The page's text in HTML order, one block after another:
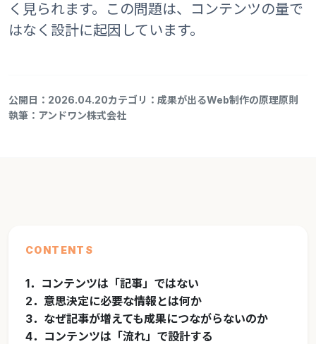
く見られます。この問題は、コンテンツの量で
はなく設計に起因しています。
公開日：2026.04.20カテゴリ：成果が出るWeb制作の原理原則
執筆：アンドワン株式会社
CONTENTS
1．コンテンツは「記事」ではない
2．意思決定に必要な情報とは何か
3．なぜ記事が増えても成果につながらないのか
4．コンテンツは「流れ」で設計する